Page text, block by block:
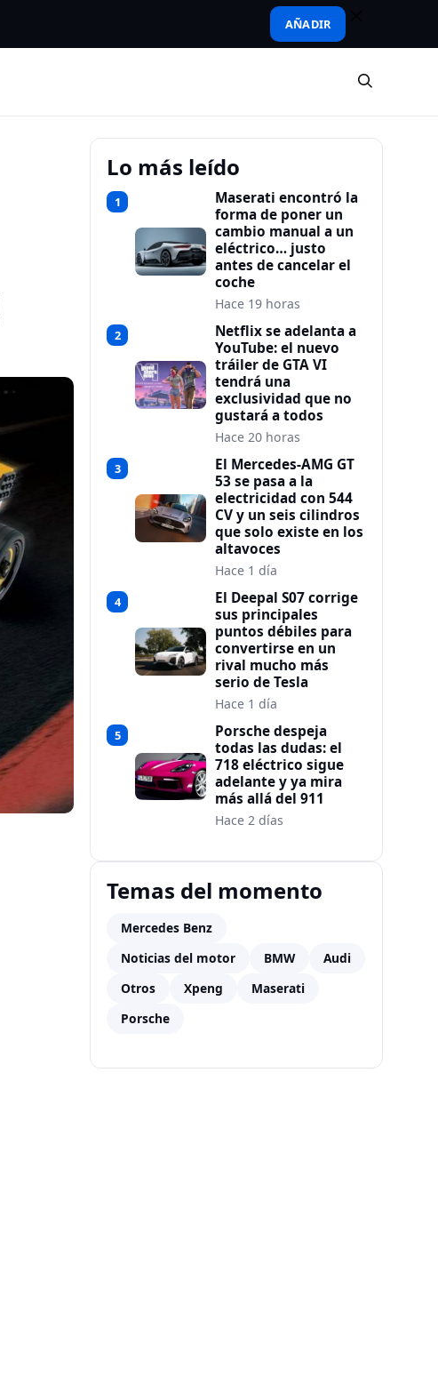
AÑADIR
Lo más leído
1
Maserati encontró la
forma de poner un
cambio manual a un
eléctrico… justo
antes de cancelar el
coche
Hace 19 horas
2
Netflix se adelanta a
YouTube: el nuevo
tráiler de GTA VI
tendrá una
exclusividad que no
gustará a todos
Hace 20 horas
3
El Mercedes-AMG GT
53 se pasa a la
electricidad con 544
CV y un seis cilindros
que solo existe en los
altavoces
Hace 1 día
4
El Deepal S07 corrige
sus principales
puntos débiles para
convertirse en un
rival mucho más
serio de Tesla
Hace 1 día
5
Porsche despeja
todas las dudas: el
718 eléctrico sigue
adelante y ya mira
más allá del 911
Hace 2 días
Temas del momento
Mercedes Benz
Noticias del motor
BMW
Audi
Otros
Xpeng
Maserati
Porsche